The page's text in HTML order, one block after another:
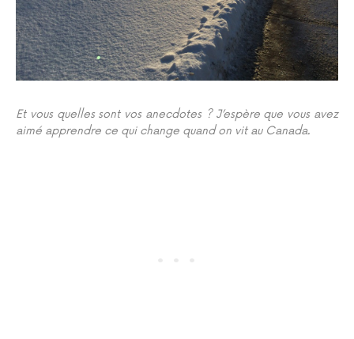
Et vous quelles sont vos anecdotes ? J’espère que vous avez
aimé apprendre ce qui change quand on vit au Canada.